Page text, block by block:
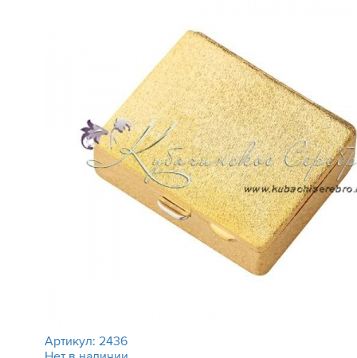
Артикул: 2436